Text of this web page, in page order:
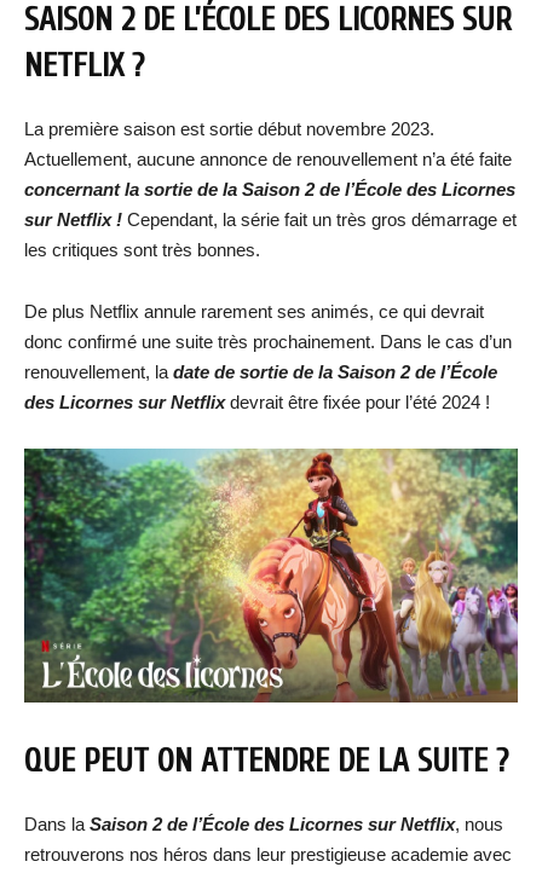
SAISON 2 DE L’ÉCOLE DES LICORNES SUR
NETFLIX ?
La première saison est sortie début novembre 2023.
Actuellement, aucune annonce de renouvellement n’a été faite
concernant la sortie de la Saison 2 de l’École des Licornes
sur Netflix ! Cependant, la série fait un très gros démarrage et
les critiques sont très bonnes.
De plus Netflix annule rarement ses animés, ce qui devrait
donc confirmé une suite très prochainement. Dans le cas d’un
renouvellement, la date de sortie de la Saison 2 de l’École
des Licornes sur Netflixdevrait être fixée pour l’été 2024 !
QUE PEUT ON ATTENDRE DE LA SUITE ?
Dans la Saison 2 de l’École des Licornes sur Netflix, nous
retrouverons nos héros dans leur prestigieuse academie avec